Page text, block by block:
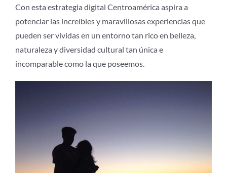
Con esta estrategia digital Centroamérica aspira a
potenciar las increíbles y maravillosas experiencias que
pueden ser vividas en un entorno tan rico en belleza,
naturaleza y diversidad cultural tan única e
incomparable como la que poseemos.